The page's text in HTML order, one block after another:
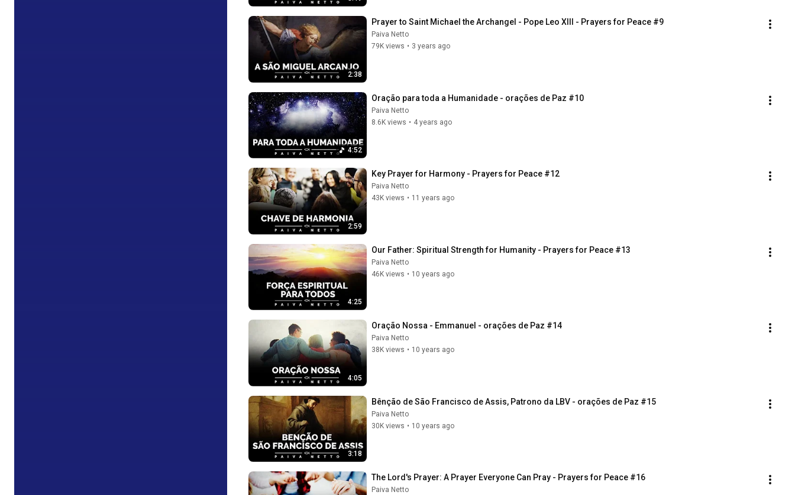
2:38
Prayer to Saint Michael the Archangel - Pope Leo XIII - Prayers for Peace #9
Paiva Netto
79K views • 3 years ago
4:52
Oração para toda a Humanidade - orações de Paz #10
Paiva Netto
8.6K views • 4 years ago
2:59
Key Prayer for Harmony - Prayers for Peace #12
Paiva Netto
43K views • 11 years ago
4:25
Our Father: Spiritual Strength for Humanity - Prayers for Peace #13
Paiva Netto
46K views • 10 years ago
4:05
Oração Nossa - Emmanuel - orações de Paz #14
Paiva Netto
38K views • 10 years ago
3:18
Bênção de São Francisco de Assis, Patrono da LBV - orações de Paz #15
Paiva Netto
30K views • 10 years ago
The Lord's Prayer: A Prayer Everyone Can Pray - Prayers for Peace #16
Paiva Netto